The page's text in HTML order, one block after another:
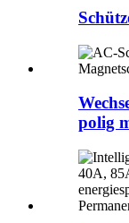
polig